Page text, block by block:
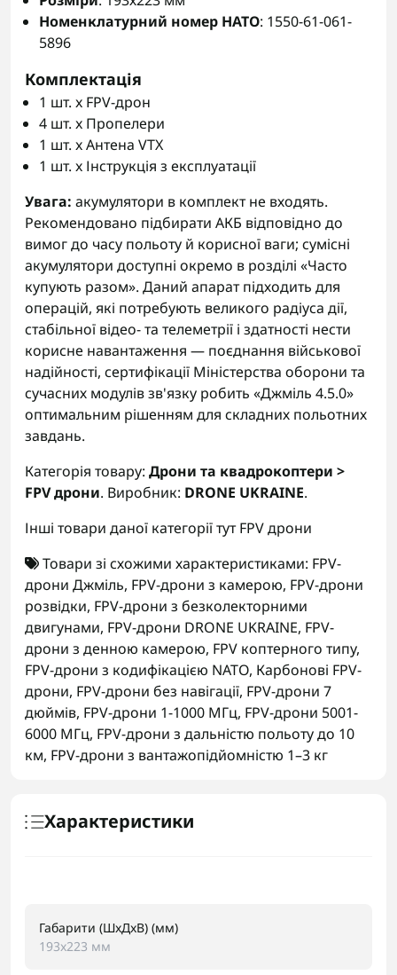
Номенклатурний номер НАТО: 1550-61-061-
5896
Комплектація
1 шт. x FPV-дрон
4 шт. x Пропелери
1 шт. x Антена VTX
1 шт. x Інструкція з експлуатації
Увага: акумулятори в комплект не входять.
Рекомендовано підбирати АКБ відповідно до
вимог до часу польоту й корисної ваги; сумісні
акумулятори доступні окремо в розділі «Часто
купують разом». Даний апарат підходить для
операцій, які потребують великого радіуса дії,
стабільної відео- та телеметрії і здатності нести
корисне навантаження — поєднання військової
надійності, сертифікації Міністерства оборони та
сучасних модулів зв'язку робить «Джміль 4.5.0»
оптимальним рішенням для складних польотних
завдань.
Категорія товару: Дрони та квадрокоптери >
FPV дрони. Виробник: DRONE UKRAINE.
Інші товари даної категорії тутFPV дрони
Товари зі схожими характеристиками: FPV-
дрони Джміль, FPV-дрони з камерою, FPV-дрони
розвідки, FPV-дрони з безколекторними
двигунами, FPV-дрони DRONE UKRAINE, FPV-
дрони з денною камерою, FPV коптерного типу,
FPV-дрони з кодифікацією NATO, Карбонові FPV-
дрони, FPV-дрони без навігації, FPV-дрони 7
дюймів, FPV-дрони 1-1000 МГц, FPV-дрони 5001-
6000 МГц, FPV-дрони з дальністю польоту до 10
км, FPV-дрони з вантажопідйомністю 1–3 кг
Характеристики
Габарити (ШxДxВ) (мм)
193x223 мм